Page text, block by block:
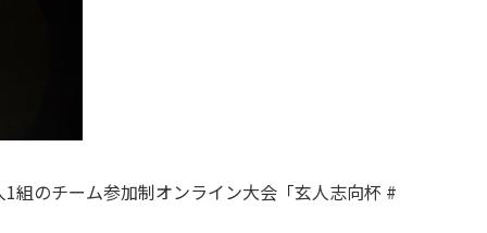
組のチーム参加制オンライン大会「玄人志向杯 #